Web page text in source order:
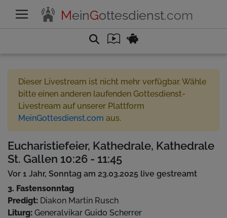
MeinGottesdienst.com
Dieser Livestream ist nicht mehr verfügbar. Wähle
bitte einen anderen laufenden Gottesdienst-
Livestream auf unserer Plattform
MeinGottesdienst.com aus.
Eucharistiefeier, Kathedrale, Kathedrale
St. Gallen 10:26 - 11:45
Vor 1 Jahr, Sonntag am 23.03.2025 live gestreamt
3. Fastensonntag
Predigt: Diakon Martin Rusch
Liturg: Generalvikar Guido Scherrer